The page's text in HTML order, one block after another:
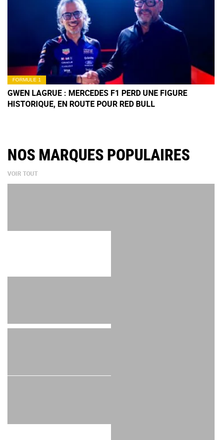
FORMULE 1
GWEN LAGRUE : MERCEDES F1 PERD UNE FIGURE
HISTORIQUE, EN ROUTE POUR RED BULL
NOS MARQUES POPULAIRES
VOIR TOUT